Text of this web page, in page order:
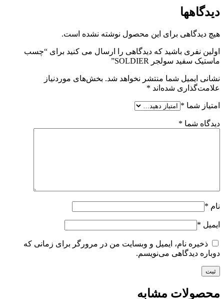
دیدگاهها
هیچ دیدگاهی برای این محصول نوشته نشده است.
اولین نفری باشید که دیدگاهی را ارسال می کنید برای “چسب
ماستیک سفید سولجر SOLDIER”
نشانی ایمیل شما منتشر نخواهد شد. بخش‌های موردنیاز
علامت‌گذاری شده‌اند *
امتیاز شما *
دیدگاه شما *
نام *
ایمیل *
ذخیره نام، ایمیل و وبسایت من در مرورگر برای زمانی که
دوباره دیدگاهی می‌نویسم.
محصولات مشابه